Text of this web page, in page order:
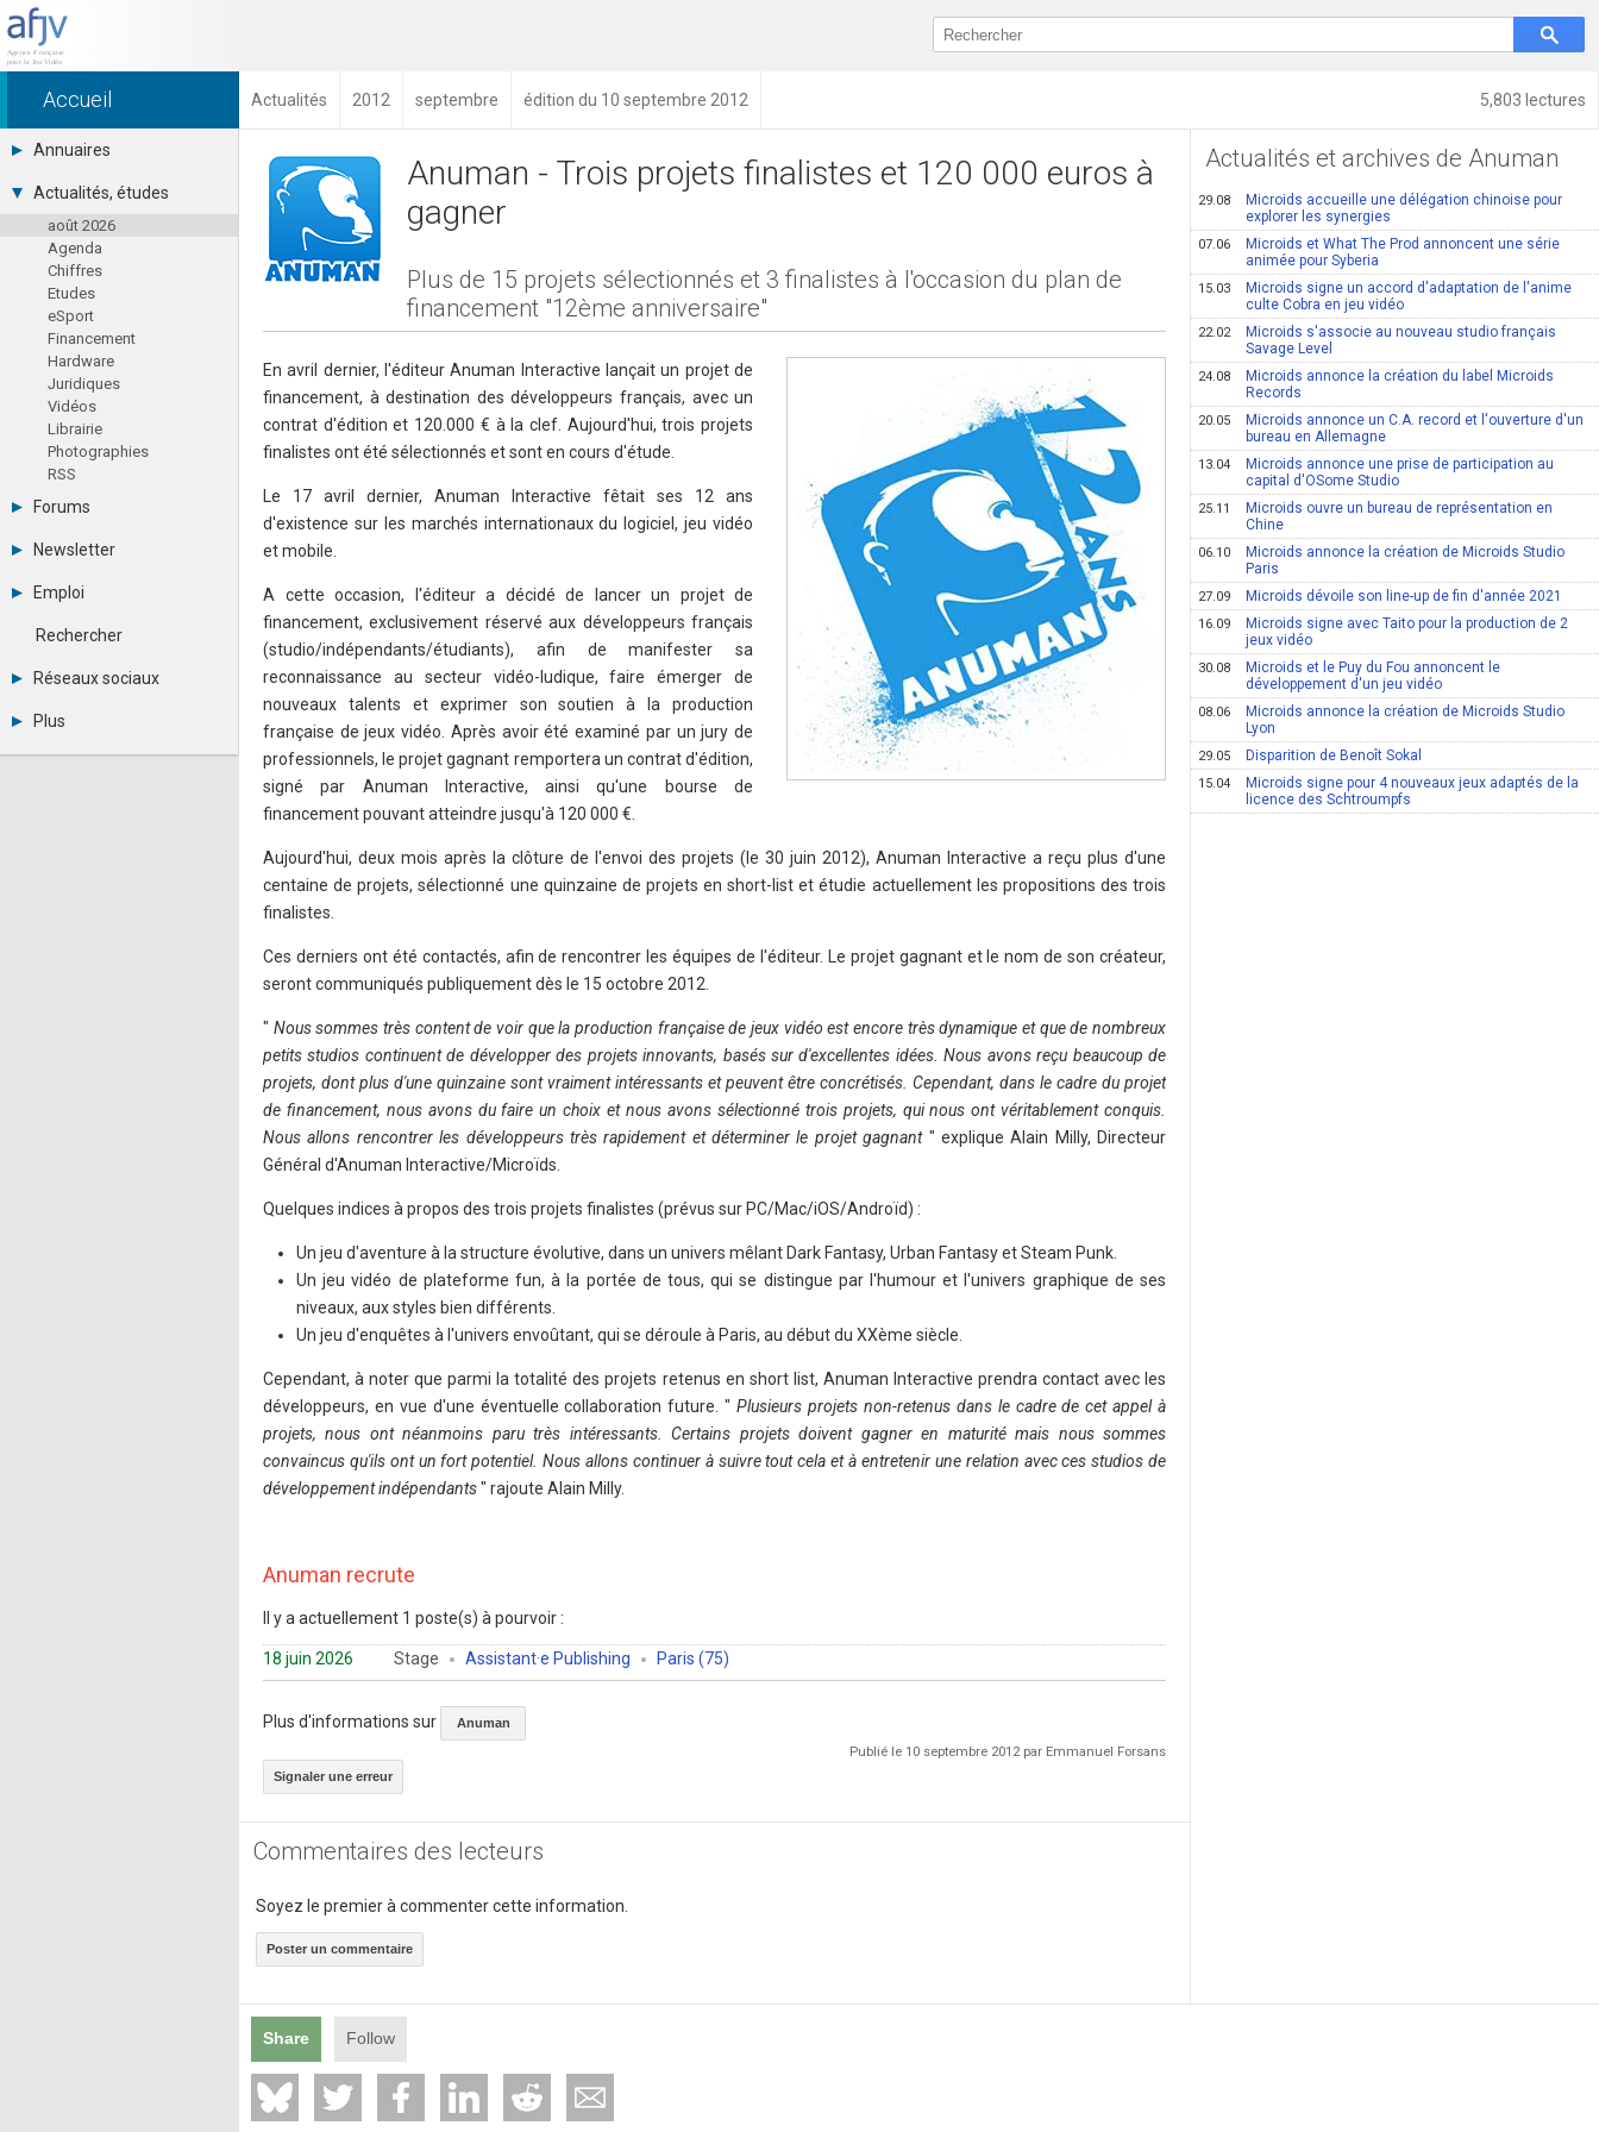
5,803 lectures
Accueil Actualités 2012 septembre édition du 10 septembre 2012
Annuaires
Toutes les sociétés (691)
Studios (418)
Editeurs (49)
Distributeurs (16)
Hard. / Accessoires (10)
Middlewares (15)
Prestataires (99)
Assoc. / Syndicats (21)
Formations / Ecoles (46)
Presse spécialisée (17)
Actualités, études
août 2026
Agenda
Chiffres
Etudes
eSport
Financement
Hardware
Juridiques
Vidéos
Librairie
Photographies
RSS
Forums
Tous les forums
Se connecter
Messages privés
Contacter un modérateur
Newsletter
Archives
Abonnement
Emploi
Consulter les annonces
Observatoire de l'emploi
Rechercher
Réseaux sociaux
LinkedIn
Plus
Annonceurs
Anuman - Trois projets finalistes et 120 000 euros à
gagner
Plus de 15 projets sélectionnés et 3 finalistes à l'occasion du plan de
financement "12ème anniversaire"
En avril dernier, l'éditeur Anuman Interactive lançait un projet de
financement, à destination des développeurs français, avec un
contrat d'édition et 120.000 € à la clef. Aujourd'hui, trois projets
finalistes ont été sélectionnés et sont en cours d'étude.
Le 17 avril dernier, Anuman Interactive fêtait ses 12 ans
d'existence sur les marchés internationaux du logiciel, jeu vidéo
et mobile.
A cette occasion, l'éditeur a décidé de lancer un projet de
financement, exclusivement réservé aux développeurs français
(studio/indépendants/étudiants), afin de manifester sa
reconnaissance au secteur vidéo-ludique, faire émerger de
nouveaux talents et exprimer son soutien à la production
française de jeux vidéo. Après avoir été examiné par un jury de
professionnels, le projet gagnant remportera un contrat d'édition,
signé par Anuman Interactive, ainsi qu'une bourse de
financement pouvant atteindre jusqu'à 120 000 €.
Aujourd'hui, deux mois après la clôture de l'envoi des projets (le 30 juin 2012), Anuman Interactive a reçu plus d'une
centaine de projets, sélectionné une quinzaine de projets en short-list et étudie actuellement les propositions des trois
finalistes.
Ces derniers ont été contactés, afin de rencontrer les équipes de l'éditeur. Le projet gagnant et le nom de son créateur,
seront communiqués publiquement dès le 15 octobre 2012.
" Nous sommes très content de voir que la production française de jeux vidéo est encore très dynamique et que de nombreux
petits studios continuent de développer des projets innovants, basés sur d'excellentes idées. Nous avons reçu beaucoup de
projets, dont plus d'une quinzaine sont vraiment intéressants et peuvent être concrétisés. Cependant, dans le cadre du projet
de financement, nous avons du faire un choix et nous avons sélectionné trois projets, qui nous ont véritablement conquis.
Nous allons rencontrer les développeurs très rapidement et déterminer le projet gagnant " explique Alain Milly, Directeur
Général d'Anuman Interactive/Microïds.
Quelques indices à propos des trois projets finalistes (prévus sur PC/Mac/iOS/Androïd) :
Un jeu d'aventure à la structure évolutive, dans un univers mêlant Dark Fantasy, Urban Fantasy et Steam Punk.
Un jeu vidéo de plateforme fun, à la portée de tous, qui se distingue par l'humour et l'univers graphique de ses
niveaux, aux styles bien différents.
Un jeu d'enquêtes à l'univers envoûtant, qui se déroule à Paris, au début du XXème siècle.
Cependant, à noter que parmi la totalité des projets retenus en short list, Anuman Interactive prendra contact avec les
développeurs, en vue d'une éventuelle collaboration future. " Plusieurs projets non-retenus dans le cadre de cet appel à
projets, nous ont néanmoins paru très intéressants. Certains projets doivent gagner en maturité mais nous sommes
convaincus qu'ils ont un fort potentiel. Nous allons continuer à suivre tout cela et à entretenir une relation avec ces studios de
développement indépendants" rajoute Alain Milly.
Anuman recrute
Il y a actuellement 1 poste(s) à pourvoir :
18 juin 2026 Stage Assistant·e Publishing Paris (75)
Plus d'informations sur Anuman
Publié le 10 septembre 2012 par Emmanuel Forsans
Signaler une erreur
Commentaires des lecteurs
Soyez le premier à commenter cette information.
Poster un commentaire
Actualités et archives de Anuman
29.08
Microids accueille une délégation chinoise pour
explorer les synergies
07.06
Microids et What The Prod annoncent une série
animée pour Syberia
15.03
Microids signe un accord d'adaptation de l'anime
culte Cobra en jeu vidéo
22.02
Microids s'associe au nouveau studio français
Savage Level
24.08
Microids annonce la création du label Microids
Records
20.05
Microids annonce un C.A. record et l'ouverture d'un
bureau en Allemagne
13.04
Microids annonce une prise de participation au
capital d'OSome Studio
25.11
Microids ouvre un bureau de représentation en
Chine
06.10
Microids annonce la création de Microids Studio
Paris
27.09 Microids dévoile son line-up de fin d'année 2021
16.09
Microids signe avec Taito pour la production de 2
jeux vidéo
30.08
Microids et le Puy du Fou annoncent le
développement d'un jeu vidéo
08.06
Microids annonce la création de Microids Studio
Lyon
29.05 Disparition de Benoît Sokal
15.04
Microids signe pour 4 nouveaux jeux adaptés de la
licence des Schtroumpfs
Share Follow